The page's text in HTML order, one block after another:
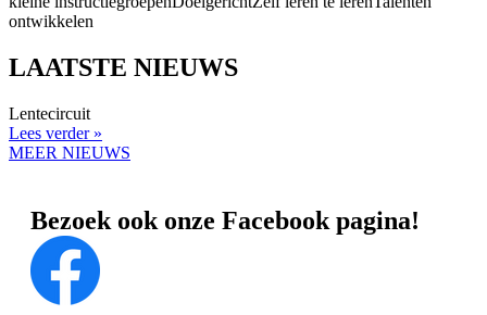
ontwikkelen
LAATSTE NIEUWS
Lentecircuit
Lees verder »
MEER NIEUWS
Bezoek ook onze Facebook pagina!